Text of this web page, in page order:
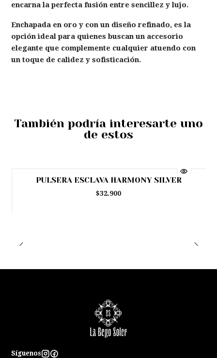
encarna la perfecta fusión entre sencillez y lujo.
Enchapada en oro y con un diseño refinado, es la
opción ideal para quienes buscan un accesorio
elegante que complemente cualquier atuendo con
un toque de calidez y sofisticación.
También podría interesarte uno
de estos
PULSERA ESCLAVA HARMONY SILVER
$32.900
Síguenos